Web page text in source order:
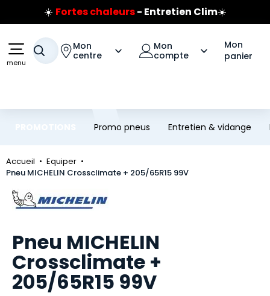
Aller au contenu principal
Aller à la navigation
☀️ Fortes chaleurs- Entretien Clim☀️
Prix coûtant pneus Bridgestone
Jusqu'à 120€ remboursés sur les pneus Bridgestone
menu
Votre recherche
Mon
centre
Mon
compte
Mon
panier
Promo pneus Entretien & vidange
Accueil
Equiper
Pneu MICHELIN Crossclimate + 205/65R15 99V
Marque
Pneu MICHELIN
Crossclimate +
205/65R15 99V